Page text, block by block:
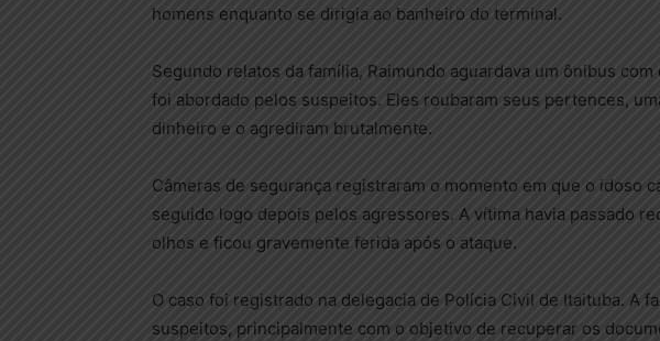
homens enquanto se dirigia ao banheiro do terminal.
Segundo relatos da família, Raimundo aguardava um ônibus
foi abordado pelos suspeitos. Eles roubaram seus pertences,
dinheiro e o agrediram brutalmente.
Câmeras de segurança registraram o momento em que o idoso
seguido logo depois pelos agressores. A vítima havia passado
olhos e ficou gravemente ferida após o ataque.
O caso foi registrado na delegacia de Polícia Civil de Itaituba. A
suspeitos, principalmente com o objetivo de recuperar os